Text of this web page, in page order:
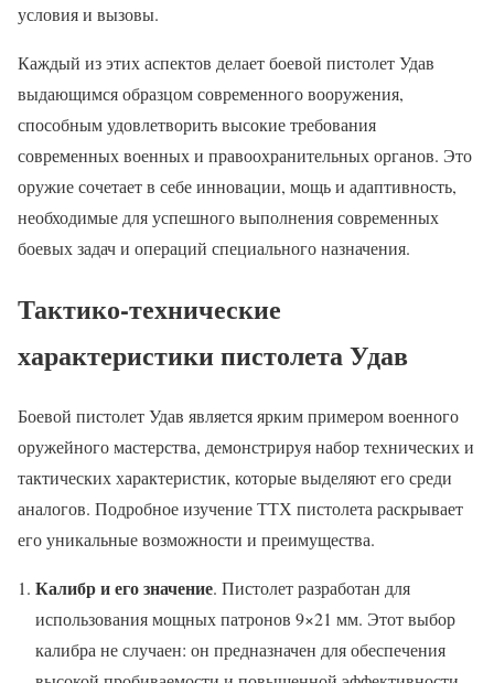
условия и вызовы.
Каждый из этих аспектов делает боевой пистолет Удав
выдающимся образцом современного вооружения,
способным удовлетворить высокие требования
современных военных и правоохранительных органов. Это
оружие сочетает в себе инновации, мощь и адаптивность,
необходимые для успешного выполнения современных
боевых задач и операций специального назначения.
Тактико-технические
характеристики пистолета Удав
Боевой пистолет Удав является ярким примером военного
оружейного мастерства, демонстрируя набор технических и
тактических характеристик, которые выделяют его среди
аналогов. Подробное изучение ТТХ пистолета раскрывает
его уникальные возможности и преимущества.
Калибр и его значение. Пистолет разработан для
использования мощных патронов 9×21 мм. Этот выбор
калибра не случаен: он предназначен для обеспечения